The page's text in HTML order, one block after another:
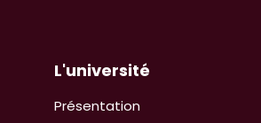
L'université
Présentation